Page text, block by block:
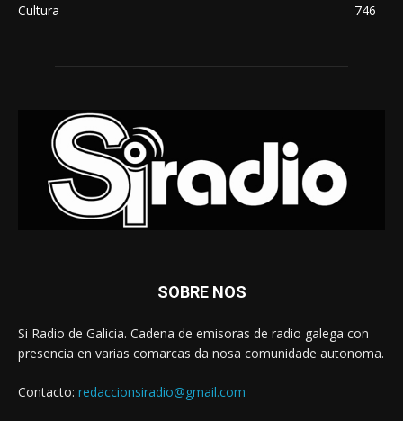
Cultura
746
SOBRE NOS
Si Radio de Galicia. Cadena de emisoras de radio galega con
presencia en varias comarcas da nosa comunidade autonoma.
Contacto: redaccionsiradio@gmail.com